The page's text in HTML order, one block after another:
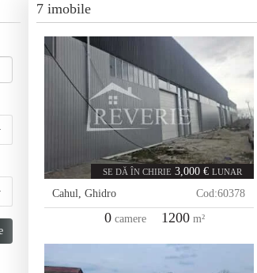
7 imobile
SE DĂ ÎN CHIRIE 3,000 € LUNAR
Cahul, Ghidro Cod:60378
0 camere 1200 m²